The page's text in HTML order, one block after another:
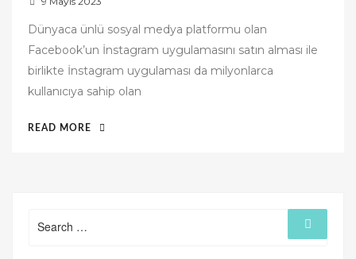
t
e
d
n
Dünyaca ünlü sosyal medya platformu olan
Facebook’un İnstagram uygulamasını satın alması ile
birlikte İnstagram uygulaması da milyonlarca
kullanıcıya sahip olan
READ MORE
for:
Search